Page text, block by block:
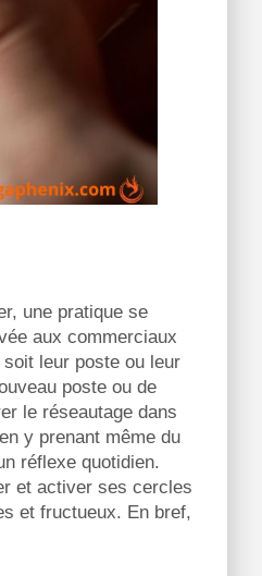
une pratique se
aux commerciaux
leur poste ou leur
poste ou de
le réseautage dans
y prenant même du
réflexe quotidien.
et activer ses cercles
et fructueux. En bref,